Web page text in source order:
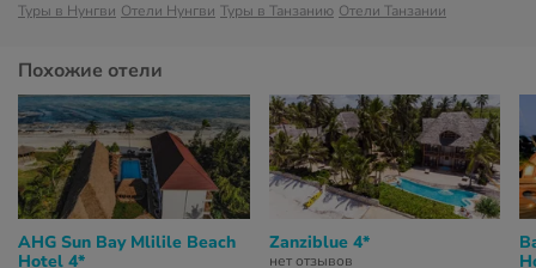
Туры в Нунгви Отели Нунгви Туры в Танзанию Отели Танзании
Похожие отели
AHG Sun Bay Mlilile Beach
Hotel 4*
Zanziblue 4*
нет отзывов